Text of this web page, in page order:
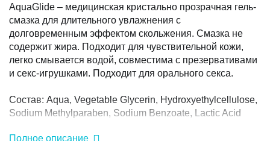
AquaGlide – медицинская кристально прозрачная гель-
смазка для длительного увлажнения с
долговременным эффектом скольжения. Смазка не
содержит жира. Подходит для чувствительной кожи,
легко смывается водой, совместима с презервативами
и секс-игрушками. Подходит для орального секса.
Состав: Aqua, Vegetable Glycerin, Hydroxyethylcellulose,
Sodium Methylparaben, Sodium Benzoate, Lactic Acid
Полное описание